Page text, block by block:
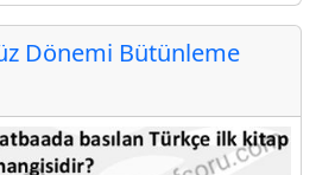
Dönemi Bütünleme